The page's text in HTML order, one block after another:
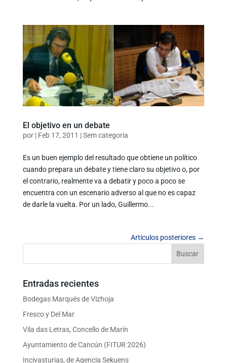
El objetivo en un debate
por | Feb 17, 2011 |Sem categoria
Es un buen ejemplo del resultado que obtiene un político
cuando prepara un debate y tiene claro su objetivo o, por
el contrario, realmente va a debatir y poco a poco se
encuentra con un escenario adverso al que no es capaz
de darle la vuelta. Por un lado, Guillermo...
Artículos posteriores →
Entradas recientes
Bodegas Marqués de Vizhoja
Fresco y Del Mar
Vila das Letras, Concello de Marín
Ayuntamiento de Cancún (FITUR 2026)
Incivasturias, de Agencia Sekuens